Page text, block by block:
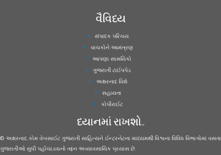
વૈવિધ્ય
સંપાદક પરિચય
વાચકોને આમંત્રણ
આપણા સામયિકો
ગુજરાતી ટાઈપપેડ
અક્ષરનાદ વિશે
સહાયતા
કોપીરાઈટ
ધ્યાનમાં રાખશો..
© અક્ષરનાદ.કોમ વેબસાઈટ ગુજરાતી સાહિત્યને ઈન્ટરનેટના માધ્યમથી વિશ્વના વિવિધ વિભાગોમાં વસતા
ગુજરાતીઓ સુધી પહોંચાડવાનો તદ્દન અવ્યાવસાયિક પ્રયાસ છે.